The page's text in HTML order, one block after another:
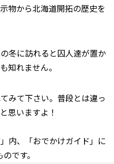
物から北海道開拓の歴史を
冬に訪れると囚人達が置か
知れません。
みて下さい。普段とは違っ
思いますよ！
内、「おでかけガイド」に
です。